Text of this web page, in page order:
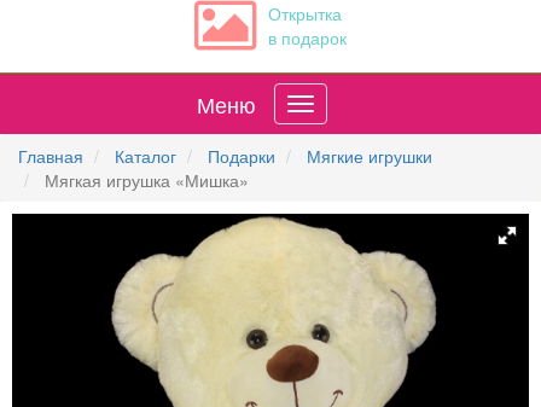
Открытка
в подарок
Меню
Главная Каталог Подарки
Мягкие игрушки
Мягкая игрушка «Мишка»